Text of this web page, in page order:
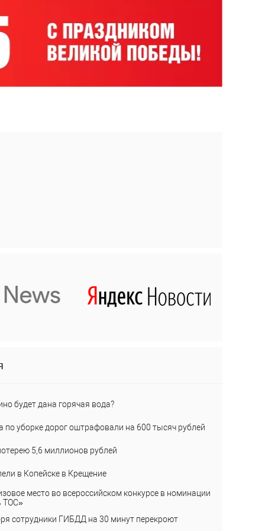
будет дана горячая вода?
по уборке дорог оштрафовали на 600 тысяч рублей
5,6 миллионов рублей
в Копейске в Крещение
место во всероссийском конкурсе в номинации
ТОС»
сотрудники ГИБДД на 30 минут перекроют